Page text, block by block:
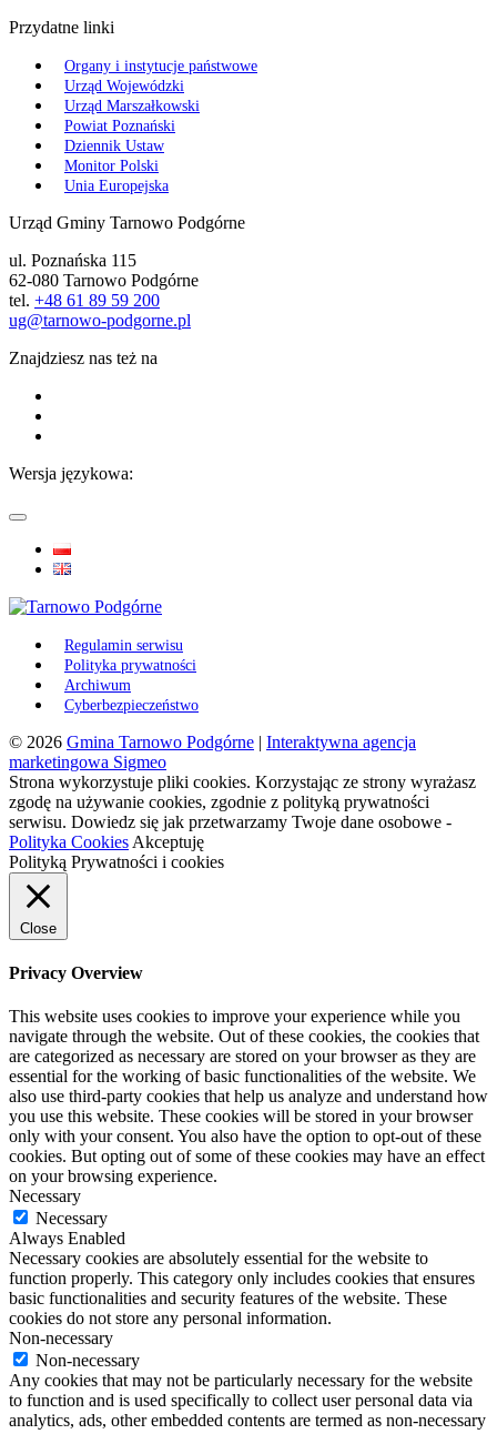
Przydatne linki
Organy i instytucje państwowe
Urząd Wojewódzki
Urząd Marszałkowski
Powiat Poznański
Dziennik Ustaw
Monitor Polski
Unia Europejska
Urząd Gminy Tarnowo Podgórne
ul. Poznańska 115
62-080 Tarnowo Podgórne
tel. +48 61 89 59 200
ug@tarnowo-podgorne.pl
Znajdziesz nas też na
Wersja językowa:
Regulamin serwisu
Polityka prywatności
Archiwum
Cyberbezpieczeństwo
© 2026 Gmina Tarnowo Podgórne | Interaktywna agencja
marketingowa Sigmeo
Strona wykorzystuje pliki cookies. Korzystając ze strony wyrażasz
zgodę na używanie cookies, zgodnie z polityką prywatności
serwisu. Dowiedz się jak przetwarzamy Twoje dane osobowe -
Polityka Cookies Akceptuję
Polityką Prywatności i cookies
Close
Privacy Overview
This website uses cookies to improve your experience while you
navigate through the website. Out of these cookies, the cookies that
are categorized as necessary are stored on your browser as they are
essential for the working of basic functionalities of the website. We
also use third-party cookies that help us analyze and understand how
you use this website. These cookies will be stored in your browser
only with your consent. You also have the option to opt-out of these
cookies. But opting out of some of these cookies may have an effect
on your browsing experience.
Necessary
Necessary
Always Enabled
Necessary cookies are absolutely essential for the website to
function properly. This category only includes cookies that ensures
basic functionalities and security features of the website. These
cookies do not store any personal information.
Non-necessary
Non-necessary
Any cookies that may not be particularly necessary for the website
to function and is used specifically to collect user personal data via
analytics, ads, other embedded contents are termed as non-necessary